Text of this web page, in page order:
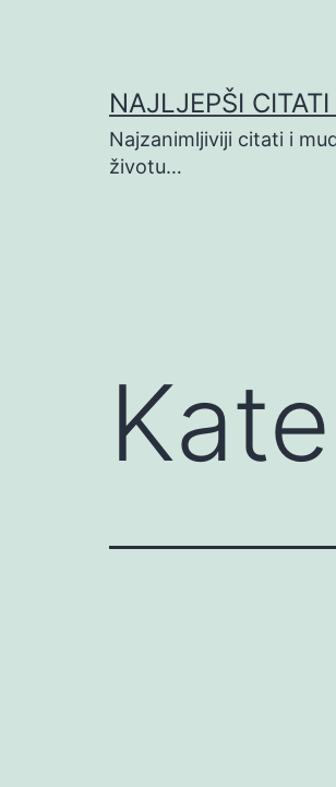
NAJLJEPŠI
Najzanimljiviji citati i
životu…